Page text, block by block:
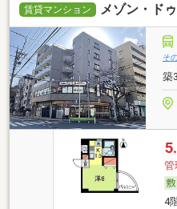
賃貸マンション メゾン・ド
そ
築
管
4